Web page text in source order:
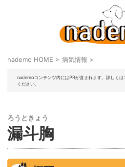
nademo HOME > 病気情報 >
nademoコンテンツ内にはPRが含まれます。詳しく
ください。
ろうときょう
漏斗胸